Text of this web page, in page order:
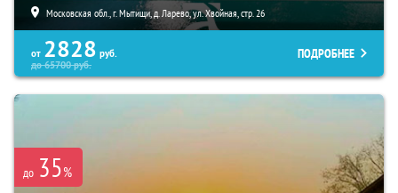
Московская обл., г. Мытищи, д. Ларево, ул. Хвойная, стр. 26
от 2828 руб.
до65700руб.
ПОДРОБНЕЕ
до 35%